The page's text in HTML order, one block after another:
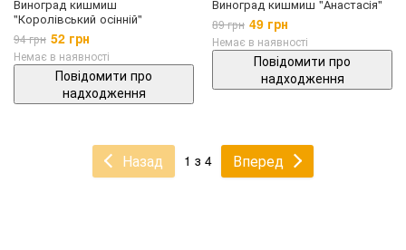
Виноград кишмиш
"Королівський осінній"
94 грн 52 грн
Немає в наявності
Повідомити про
надходження
Виноград кишмиш "Анастасія"
89 грн 49 грн
Немає в наявності
Повідомити про
надходження
Назад 1 з 4 Вперед